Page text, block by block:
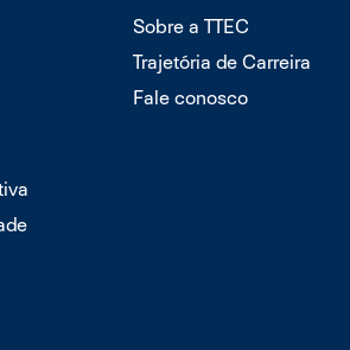
Sobre a TTEC
Trajetória de Carreira
Fale conosco